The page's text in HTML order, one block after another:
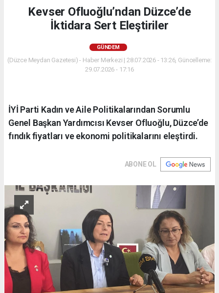
Kevser Ofluoğlu’ndan Düzce’de
İktidara Sert Eleştiriler
GÜNDEM
(Düzce Meydan Gazetesi) - Haber Merkezi | 28.07.2026 - 13:26, Güncelleme:
29.07.2026 - 17:16
İYİ Parti Kadın ve Aile Politikalarından Sorumlu
Genel Başkan Yardımcısı Kevser Ofluoğlu, Düzce’de
fındık fiyatları ve ekonomi politikalarını eleştirdi.
ABONE OL